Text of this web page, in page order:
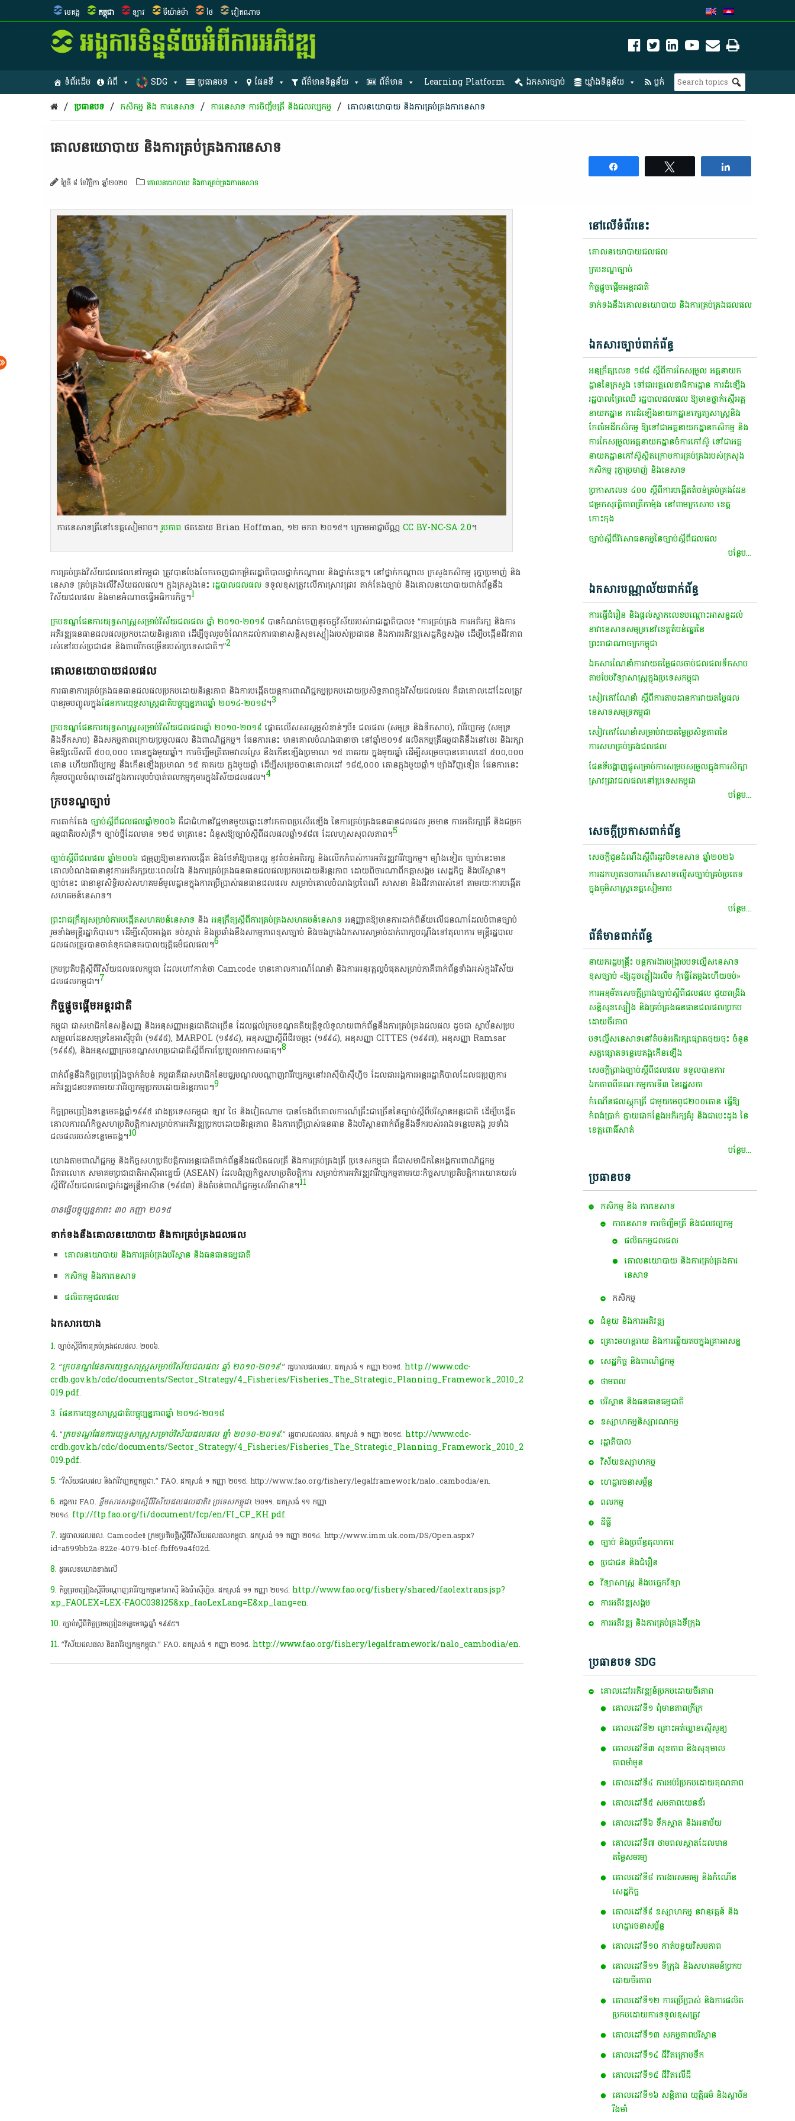
មេគង្គ កម្ពុជា ឡាវ មីយ៉ាន់ម៉ា ថៃ វៀតណាម
ទំព័រដើម អំពី SDG ប្រធានបទ ផែនទី ព័ត៌មានទិន្នន័យ ព័ត៌មាន Learning Platform ឯកសារច្បាប់ ឃ្លាំងទិន្នន័យ ប្លក់
/ ប្រធានបទ / កសិកម្ម​ និង​ ការ​នេ​សាទ​ / ការនេសាទ ការចិញ្ចឹមត្រី និងជលវប្បកម្ម / គោលនយោបាយ និងការគ្រប់គ្រងការនេសាទ
គោលនយោបាយ និងការគ្រប់គ្រងការនេសាទ
ថ្ងៃទី ៨ ខែវិច្ឆិកា ឆ្នាំ២០២០ គោលនយោបាយ និងការគ្រប់គ្រងការនេសាទ
ការនេសាទត្រីនៅខេត្តសៀមរាប។រូបភាព ថតដោយ Brian Hoffman,​ ១២ មករា ២០១៥។ ក្រោមអាជ្ញាប័ណ្ណ CC BY-NC-SA 2.0។
ការគ្រប់គ្រងវិស័យជលផល​នៅកម្ពុជា ​ត្រូវ​បានបែងចែកចេញជាកម្រិត​រដ្ឋាភិបាលថ្នាក់កណ្តាល និង​ថ្នាក់ខេត្ត។ នៅ​ថ្នាក់កណ្តាល ក្រសួង​កសិកម្ម រុក្ខាប្រមាញ់ និង
នេសាទ គ្រប់គ្រង​លើ​វិស័យ​ជល​ផល។ ក្នុងក្រសួងនេះ រដ្ឋបាល​ជលផល​ ទទួលខុសត្រូវ​លើ​ការ​ស្រាវជ្រាវ​ តាក់តែង​ច្បាប់ និង​គោលនយោបាយ​ពាក់ព័ន្ធនឹង​
វិស័យជល​ផល និង​មានអំណាចធ្វើ​អធិការកិច្ច។1
ក្របខណ្ឌ​ផែនការ​យុទ្ធសាស្រ្ត​សម្រាប់វិស័យជលផល ឆ្នាំ ២០១០-២០១៩បានកំណត់ចេញនូវចក្ខុវិស័យរបស់រាជរដ្ឋាភិបាល៖ “ការគ្រប់គ្រង ការអភិរក្ស និងការ
អភិវឌ្ឍធនធានជលផល​ប្រកប​​ដោយ​និរន្តរភាព ដើម្បី​ចូល​រួមចំណែកដល់​ការ​ធានា​សន្តិសុខ​ស្បៀង​របស់​ប្រជាជន និង​ការអភិវឌ្ឍ​សេដ្ឋកិច្ច​សង្គម ដើម្បី​បង្កើន​ជីវភាព
រស់នៅ​របស់ប្រជាជន​ និង​ភាពរីកចម្រើន​របស់​ប្រទេសជាតិ។”2
គោលនយោបាយជលផល
ការធានាការ​គ្រប់គ្រង​ធនធានជលផល​ប្រកបដោយនិរន្តរភាព​ និងការ​​បង្កើត​យន្តការ​ពាណិជ្ជ​កម្ម​ប្រកបដោយ​ប្រសិទ្ធភាព​ក្នុង​វិស័យ​ជលផល គឺជា​គោលដៅដែលត្រូវ​
បានរួម​បញ្ចូលក្នុង​ផែនការ​យុទ្ធសាស្រ្ត​ជាតិ​បច្ចុប្បន្ន​ភាព​ឆ្នាំ ២០១៤-២០១៨។3
ក្របខណ្ឌ​​ផែនការយុទ្ធសាស្រ្ត​សម្រាប់​វិស័យជល​ផលឆ្នាំ​ ២០១០-២០១៩ផ្តោតលើ​សសរស្តម្ភសំខាន់ៗបី៖​ ជលផល (សមុទ្រ និងទឹកសាប), វារីវប្បកម្ម (សមុទ្រ
និងទឹកសាប) និង​សកម្មភាព​ក្រោយ​ប្រមូលផល និង​ពាណិជ្ជកម្ម។ ផែនការ​នេះ មានគោលបំណង​ធានាថា នៅឆ្នាំ​២០១៩ ផលិតកម្ម​ត្រី​ធម្មជាតិ​នឹង​​នៅថេរ និង​រក្សា​
មិនឱ្យលើស​ពី ៥០០,០០០ តោនក្នុងមួយឆ្នាំ។ ការ​ចិញ្ចឹមត្រី​តាមវាល​ស្រែ ​នឹង​កើនឡើង​ប្រមាណ​ ១៥ ភាគរយ ក្នុងមួយឆ្នាំ ដើម្បីសម្រេច​បានគោលដៅ​ ៥០០,០០០
តោន ហើយ​វារីវប្បកម្ម​ នឹង​កើនឡើង​ប្រមាណ ១៥ ភាគរយ ក្នុងមួយឆ្នាំ ដើម្បីសម្រេចបានគោលដៅ​ ១៨៥,០០០ តោនក្នុងមួយឆ្នាំ។ ម្យ៉ាង​វិញទៀត​ ផែនការ​នេះ
ក៏រួមបញ្ចូល​ចំណុចដៅ​ក្នុងការ​លុបបំបាត់​ពលកម្មកុមារ​ក្នុង​វិស័យ​ជលផល។​4
ក្របខណ្ឌច្បាប់
ការ​តាក់តែង​ ច្បាប់​ស្តីពី​​ជលផល​ឆ្នាំ២០០៦ គឺជា​ជំហាន​វិជ្ជមាន​មួយ​ឆ្ពោះទៅរក​ភាពប្រសើរឡើង នៃការគ្រប់គ្រងធនធានជលផល រួមមាន ការអភិរក្សត្រី និង​ជម្រក​
ធម្មជាតិ​របស់ត្រី។ ច្បាប់​ថ្មីដែលមាន​ ១២៥ មាត្រា​នេះ​ ជំនួសឱ្យ​ច្បាប់ស្តីពី​ជលផល​ឆ្នាំ១៩៨៧ ដែល​ហួស​សុពល​ភាព។5
ច្បាប់ស្តីពីជលផល ឆ្នាំ២០០៦ ជម្រុញឱ្យមានការ​បង្កើត​ និង​​ថែ​ទាំឱ្យបានល្អ ​​នូវ​តំបន់អភិរក្ស និងលើកកំពស់ការ​អភិវឌ្ឍ​វារីវប្បកម្ម។ ម្យ៉ាងទៀត​ ច្បាប់នេះមាន
គោលបំណង​ធានានូវ​ការ​អភិរក្សរយៈពេល​វែង និង​ការគ្រប់គ្រង​ធនធានជលផល​ប្រកប​ដោយ​និរន្តរភាព​ ដោយ​ពិចារណា​ពី​កត្តា​សង្គម សេដ្ឋកិច្ច និង​បរិស្ថាន។
ច្បាប់នេះ ធានា​នូវ​សិទ្ធិ​របស់​សហគមន៍មូលដ្ឋានក្នុងការ​ប្រើប្រាស់​ធនធានជលផល សម្រាប់​គោលបំណង​ប្រពៃណី សាសនា និង​ជីវភាពរស់នៅ តាមរយៈ​ការ​បង្កើត​
សហគមន៍​នេសាទ។
ព្រះរាជក្រឹត្យ​សម្រាប់​ការ​បង្កើត​សហគមន៍​នេសាទ និង ​ អនុក្រឹត្យស្តីពី​ការ​គ្រប់គ្រង​សហគមន៍​នេសាទ អនុញ្ញាតឱ្យមាន​ការ​ដាក់ពិន័យ​លើ​ជនណាដែល​បំពានច្បាប់
រួមទាំងមន្រ្តី​រដ្ឋាភិបាល។ ដើម្បីស៊ើបអង្កេត​ ទប់ស្កាត់ និង​ប្រឆាំងនឹង​សកម្មភាព​ខុសច្បាប់ និង​ចងក្រងឯកសារ​សម្រាប់​ដាក់ពាក្យ​បណ្តឹង​ទៅតុលាការ មន្រ្តី​រដ្ឋបាល​
ជលផល​ត្រូវបានចាត់​ទុកជា​នគរបាលយុត្តិធម៌ជលផល។​6
ក្រមប្រតិបត្តិ​ស្តីពី​វិស័យជល​ផល​កម្ពុជា​ ដែល​ហៅកាត់ថា Camcode មាន​គោលការណ៍ណែនាំ និងការ​អនុវត្ត​ល្អបំផុត​សម្រាប់​ភាគីពាក់ព័ន្ធទាំងអស់​ក្នុង​វិស័យ​
ជលផលកម្ពុជា​។7
កិច្ចផ្តួចផ្តើមអន្តរជាតិ
កម្ពុជា​ ជា​សមាជិក​នៃ​សន្ធិសញ្ញ​ និងអនុសញ្ញា​អន្តរជាតិជាច្រើន ​ដែលផ្តល់​​ក្របខណ្ឌ​គតិយុត្តិ​ទូលំ​ទូលាយ​​ពាក់ព័ន្ធនឹង​ការគ្រប់គ្រងជលផល​ ដូចជា​ ស្ថាប័ន​សម្រប
សម្រួល​ដែនសមុទ្រ​នៃ​អាស៊ីបូព៌ា (១៩៩៥), MARPOL (១៩៩៤), អនុសញ្ញាស្តីពីជីវចម្រុះ (១៩៩៤), អនុសញ្ញា CITTES (១៩៩៧), អនុសញ្ញា Ramsar
(១៩៩៩), និង​អនុសញ្ញាក្របខណ្ឌសហប្រជាជាតិស្តីពីការប្រែប្រួលអាកាសធាតុ។8
ពាក់ព័ន្ធនឹង​កិច្ច​ព្រមព្រៀង​ថ្នាក់តំបន់​ កម្ពុជា​គឺជា​សមាជិកនៃ​មជ្ឈមណ្ឌល​បណ្តាញ​វារីវប្បកម្មនៅអាស៊ី​ប៉ាស៊ីហ្វិច ដែលជា​អង្គការអន្តររដ្ឋាភិបាល​ដែល​ជម្រុញ​ការ
អភិវឌ្ឍជនបទ​តាមរយៈ​វារីវប្បកម្មប្រកប​ដោយ​និរន្តរ​ភាព​។9
កិច្ចព្រមព្រៀង​ទន្លេមេគង្គ​ឆ្នាំ១៩៩៥ រវាង​ប្រទេសកម្ពុជា ឡាវ ថៃ និងវៀតណាម បាន​ចែងពី​គោលការណ៍គ្រឹះ​ជាច្រើន​នៃ​ច្បាប់ស្តីពី​បរិស្ថានអន្តរជាតិ ដើម្បីបង្កើត​
គោលការណ៍​កិច្ចសហប្រតិបត្តិ​ការ​សម្រាប់​ការអភិវឌ្ឍប្រកបដោយនិរន្តរភាព និងការប្រើប្រាស់​ធនធាន និង​បរិស្ថានពាក់ព័ន្ធនឹង​ទឹក​របស់​អាងទន្លេមេគង្គ​​ រួមទាំង
ជលផលរបស់ទន្លេមេគង្គ។10
យោង​តាម​ពាណិជ្ជកម្ម និងកិច្ចសហប្រតិបត្តិការ​អន្តរជាតិ​ពាក់ព័ន្ធនឹង​ផលិតផល​ត្រី និង​ការគ្រប់​គ្រង​​ត្រី ប្រទេសកម្ពុជា​ គឺជា​សមាជិក​នៃ​អង្គការពាណិជ្ជកម្ម
ពិភពលោក សមាគមប្រជាជាតិ​អាស៊ី​អាគ្នេយ៍ (ASEAN) ដែល​ជំរុញកិច្ចសហប្រតិបត្តិការ សម្រាប់ការអភិវឌ្ឍ​វារីវប្បកម្មតាមរយៈ​កិច្ចសហ​ប្រតិបត្តិ​​ការ​យោគយល់
ស្តីពី​វិស័យជលផល​ថ្នាក់រដ្ឋមន្រ្តី​អាស៊ាន (១៩៨៣) និង​តំបន់​ពាណិជ្ជកម្ម​សេរី​អាស៊ាន​។11
បានធ្វើបច្ចុប្បន្នភាព៖ ៣០​ កញ្ញា ២០១៥
ទាក់ទងនឹងគោលនយោបាយ និងការគ្រប់គ្រងជលផល
គោលនយោបាយ និងការគ្រប់គ្រងបរិស្ថាន និងធនធានធម្មជាតិ
កសិកម្ម និងការនេសាទ
ផលិតកម្មជលផល
ឯកសារយោង
1. ច្បាប់ស្តីពីការគ្រប់គ្រងជលផល. ២០០៦.
2. “ក្របខណ្ឌ​ផែនការ​យុទ្ធសាស្រ្ត​សម្រាប់វិស័យជលផល ឆ្នាំ ២០១០-២០១៩.” រដ្ឋបាលជលផល. ដកស្រង់ ១ កញ្ញា ២០១៥. http://www.cdc-
crdb.gov.kh/cdc/documents/Sector_Strategy/4_Fisheries/Fisheries_The_Strategic_Planning_Framework_2010_2
019.pdf.
3. ផែនការ​យុទ្ធសាស្រ្ត​ជាតិ​បច្ចុប្បន្ន​ភាព​ឆ្នាំ ២០១៤-២០១៨
4. “ក្របខណ្ឌ​ផែនការ​យុទ្ធសាស្រ្ត​សម្រាប់វិស័យជលផល ឆ្នាំ ២០១០-២០១៩.” រដ្ឋបាលជលផល. ដកស្រង់ ១ កញ្ញា ២០១៥. http://www.cdc-
crdb.gov.kh/cdc/documents/Sector_Strategy/4_Fisheries/Fisheries_The_Strategic_Planning_Framework_2010_2
019.pdf.
5. “វិស័យ​ជលផល និងវារីវប្បកម្មកម្ពុជា.” FAO. ដកស្រង់ ១ កញ្ញា ២០១៥.​ http://www.fao.org/fishery/legalframework/nalo_cambodia/en.
6. អង្គការ FAO. ខ្លឹមសារសង្ខេប​ស្តីពីវិស័យជលផលជាតិ៖ ប្រទេសកម្ពុជា. ២០១១.​ ដកស្រង់ ១១ កញ្ញា
២០១៤. ftp://ftp.fao.org/fi/document/fcp/en/FI_CP_KH.pdf.
7. រដ្ឋបាលជលផល. Camcode៖ ក្រមប្រតិបត្តិ​ស្តីពី​វិស័យជលផលកម្ពុជា. ដកស្រង់ ១១ កញ្ញា ២០១៤. http://www.imm.uk.com/DS/Open.aspx?
id=a599bb2a-822e-4079-b1cf-fbff69a4f02d.
8. ដូចលេខយោងខាងលើ
9. កិច្ចព្រមព្រៀងស្តីពី​បណ្តាញវារីវប្បកម្មនៅ​អាស៊ី និងប៉ាស៊ីហ្វិច. ដកស្រង់ ១១ កញ្ញា ២០១៤. http://www.fao.org/fishery/shared/faolextrans.jsp?
xp_FAOLEX=LEX-FAOC038125&xp_faoLexLang=E&xp_lang=en.
10. ច្បាប់ស្តីពី​កិច្ចព្រមព្រៀង​ទន្លេមេគង្គឆ្នាំ ១៩៩៥។
11. “វិស័យ​ជលផល និងវារីវប្បកម្មកម្ពុជា.” FAO. ដកស្រង់ ១ កញ្ញា ២០១៥.​ http://www.fao.org/fishery/legalframework/nalo_cambodia/en.
នៅលើទំព័រនេះ
គោលនយោបាយជលផល
ក្របខណ្ឌច្បាប់
កិច្ចផ្តួចផ្តើមអន្តរជាតិ
ទាក់ទងនឹងគោលនយោបាយ និងការគ្រប់គ្រងជលផល
ឯកសារច្បាប់ពាក់ព័ន្ធ
អនុក្រឹត្យលេខ ១៨៨ ស្តីពីការកែសម្រួល អគ្គនាយក
ដ្ឋាននៃក្រសួង ទៅជាអគ្គលេខាធិការដ្ឋាន ការដំឡើង
រដ្ឋបាលព្រៃឈើ រដ្ឋបាលជលផល ឱ្យមានថ្នាក់ស្មើអគ្គ
នាយកដ្ឋាន ការដំឡើងនាយកដ្ឋានក្សេត្យសាស្ត្រនិង
កែលំអដីកសិកម្ម ឱ្យទៅជាអគ្គនាយកដ្ឋានកសិកម្ម និង
ការកែសម្រួលអគ្គនាយកដ្ឋានចំការកៅស៊ូ ទៅជាអគ្គ
នាយកដ្ឋានកៅស៊ូស្ថិតក្រោមការគ្រប់គ្រងរបស់ក្រសួង
កសិកម្ម រុក្ខាប្រមាញ់ និងនេសាទ
​ប្រកាស​លេខ​ ៤០០​ ស្ដី​ពី​ការ​បង្កើត​តំបន់​គ្រប់គ្រង​ដែន​
ជម្រក​សុវត្ថិភាព​ត្រី​កា​ម៉ុង​ នៅ​ពាម​ក្រសោប​ ខេត្ត
កោះកុង​
​ច្បាប់​ស្ដី​ពី​វិសោធនកម្ម​នៃ​ច្បាប់​ស្ដី​ពី​ជលផល
បន្ថែម...
ឯកសារបណ្ណាល័យពាក់ព័ន្ធ
ការធ្វើជំរឿន និងផ្តល់ស្លាកលេខបណ្តោះអាសន្នដល់
នាវានេសាទសមុទ្រនៅខេត្តតំបន់ឆ្នេរនៃ
ព្រះរាជាណាចក្រកម្ពុជា
ឯកសារណែនាំការវាយតម្លៃផលចាប់ជលផលទឹកសាប
តាមបែបវិទ្យាសាស្ត្រក្នុងប្រទេសកម្ពុជា
សៀវភៅណែនាំ ស្ដីពីការតាមដានការវាយតម្លៃផល
នេសាទសមុទ្រកម្ពុជា
សៀវភៅ​ណែនាំ​សម្រាប់​វាយតម្លៃ​ប្រសិទ្ធភាព​នៃ​
ការសហ​គ្រប់គ្រង​ជលផល​
ផែនទី​បង្ហាញ​ផ្លូ​សម្រាប់​ការ​សម្របសម្រួល​ក្នុង​ការ​សិក្សា​
ស្រាវជ្រាវ​ជលផល​នៅ​ប្រទេស​កម្ពុជា​
បន្ថែម...
សេចក្តីប្រកាសពាក់ព័ន្ធ
សេច​ក្តី​ជូនដំណឹង​ស្តី​ពី​រដូវ​បិទ​នេសាទ​ ឆ្នាំ​២០២៦
ការ​ដកហូត​ឧបករណ៍​នេសាទ​ល្មើសច្បាប់​គ្រប់​ប្រភេទ​
ក្នុងភូមិ​សាស្ត្រ​ខេត្តសៀមរាប​
បន្ថែម...
ព័ត៌មានពាក់ព័ន្ធ
នាយករដ្ឋមន្រ្តី៖ បន្តការងារបង្រ្កាបបទល្មើសនេសាទ
ខុសច្បាប់ «ឱ្យដូចភ្លៀងរលឹម កុំធ្វើតែម្តងហើយចប់»
ការអនុម័តសេចក្តីព្រាងច្បាប់ស្តីពីជលផល ជួយពង្រឹង
សន្តិសុខស្បៀង និងគ្រប់គ្រងធនធានជលផលប្រកប
ដោយចីរភាព
បទល្មើសនេសាទនៅតំបន់អភិរក្សផ្សោតថុយចុះ ចំនួន
សត្វផ្សោតទន្លេមេគង្គកើនឡើង
សេចក្ដីព្រាងច្បាប់ស្ដីពីជលផល ទទួលបានការ
ឯកភាពពីគណៈកម្មការទី៣ នៃរដ្ឋសភា
កំណើនផលស្តុកត្រី ជាមួយមេពូជ២០០តោន ធ្វើឱ្យ
កំពង់ប្រាក់ ក្លាយជាកន្លែងអភិរក្សគំរូ និងជាបេះដូង នៃ
ខេត្តពោធិ៍សាត់
បន្ថែម...
ប្រធានបទ
កសិកម្ម​ និង​ ការ​នេ​សាទ​
ការនេសាទ ការចិញ្ចឹមត្រី និងជលវប្បកម្ម
ផលិតកម្មជលផល
គោលនយោបាយ និងការគ្រប់គ្រងការ
នេសាទ
កសិកម្ម
ជំនួយ និងការអភិវឌ្ឍ
គ្រោះមហន្តរាយ និងការឆ្លើយតបក្នុងគ្រាអាសន្ន
សេដ្ឋកិច្ច និងពាណិជ្ជកម្ម
ថាមពល
បរិស្ថាន និងធនធានធម្មជាតិ
ឧស្សាហកម្មនិស្សារណកម្ម
រដ្ឋាភិបាល
វិស័យឧស្សាហកម្ម
ហេដ្ឋារចនាសម្ព័ន្ធ
ពល​កម្ម
ដីធ្លី
ច្បាប់ និងប្រព័ន្ធតុលាការ
ប្រជាជន និងជំរឿន
វិទ្យាសាស្ត្រ និងបច្ចេកវិទ្យា
ការ​អភិវឌ្ឍ​សង្គម
ការអភិវឌ្ឍ និងការគ្រប់គ្រងទីក្រុង
ប្រធានបទ SDG
គោលដៅ​អភិវឌ្ឍន៍​ប្រកបដោយ​ចីរភាព
គោលដៅ​ទី​១​ ពុំ​មាន​ភាព​ក្រីក្រ
គោលដៅទី២ គ្រោះអត់ឃ្លានស្មើសូន្យ
គោលដៅទី៣ សុខភាព និងសុខុមាល
ភាពមាំមួន
គោលដៅទី៤ ការអប់រំប្រកបដោយគុណភាព
គោលដៅទី៥ សមភាពយេនឌ័រ
គោលដៅទី៦ ទឹកស្អាត និងអនាម័យ
គោលដៅទី៧ ថាមពលស្អាត​ដែលមាន
តម្លៃសមរម្យ
គោលដៅទី៨ ការងារសមរម្យ និងកំណើន
សេដ្ឋកិច្ច
គោលដៅទី៩ ឧស្សាហកម្ម នវានុវត្តន៍ និង
ហេដ្ឋារចនាសម្ព័ន្ធ
គោលដៅទី១០ កាត់បន្ថយវិសមភាព
គោលដៅទី១១ ទីក្រុង និងសហគមន៍ប្រកប
ដោយចីរភាព
គោលដៅទី១២ ការប្រើប្រាស់ និងការផលិត
ប្រកបដោយការទទួលខុសត្រូវ​
គោលដៅទី​១៣ ស​កម្ម​ភាព​​បរិស្ថាន​
គោលដៅទី១៤ ជីវិតក្រោមទឹក
គោលដៅទី១៥ ជីវិតលើដី
គោលដៅទី១៦ សន្តិភាព យុត្តិធម៌ និងស្ថាប័ន
រឹងមាំ